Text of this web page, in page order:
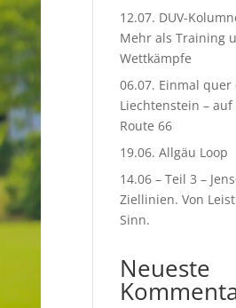
12.07. DUV-
Mehr als Training
Wettkämpfe
06.07. Einmal quer
Liechtenstein –
Route 66
19.06. Allgäu Loop
14.06 – Teil 3 –
Ziellinien. Von
Sinn.
Neueste